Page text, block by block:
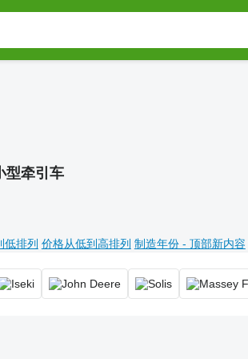
型牵引车
低排列 价格从低到高排列 制造年份 - 顶部新内容